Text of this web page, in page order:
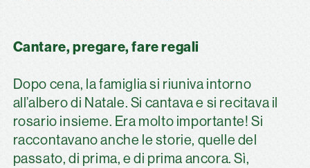
Cantare, pregare, fare regali
Dopo cena, la famiglia si riuniva intorno
all’albero di Natale. Si cantava e si recitava il
rosario insieme. Era molto importante! Si
raccontavano anche le storie, quelle del
passato, di prima, e di prima ancora. Sì,